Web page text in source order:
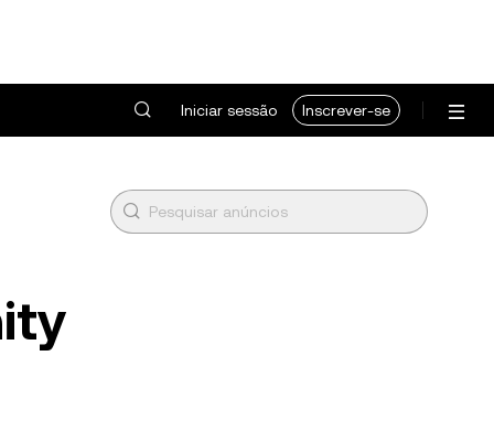
Iniciar sessão Inscrever-se